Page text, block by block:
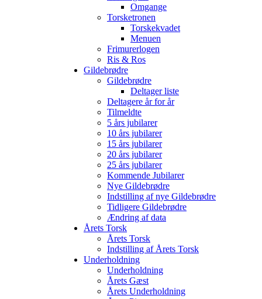
Omgange
Torsketronen
Torskekvadet
Menuen
Frimurerlogen
Ris & Ros
Gildebrødre
Gildebrødre
Deltager liste
Deltagere år for år
Tilmeldte
5 års jubilarer
10 års jubilarer
15 års jubilarer
20 års jubilarer
25 års jubilarer
Kommende Jubilarer
Nye Gildebrødre
Indstilling af nye Gildebrødre
Tidligere Gildebrødre
Ændring af data
Årets Torsk
Årets Torsk
Indstilling af Årets Torsk
Underholdning
Underholdning
Årets Gæst
Årets Underholdning